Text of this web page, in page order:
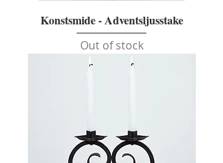
Konstsmide - Adventsljusstake
Out of stock